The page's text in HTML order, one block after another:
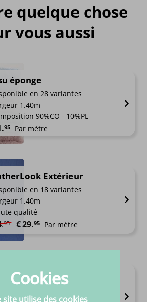
quelque chose
vous aussi
éponge
en 28 variantes
1.40m
90%CO - 10%PL
95 Par mètre
Extérieur
en 18 variantes
1.40m
qualité
95 Le prix initial était : €34.95.
€29.95 Le prix actuel est : €29.95.
Par mètre
en 38 variantes
de 1.4 à 1.52m
Cookies
site utilise des cookies